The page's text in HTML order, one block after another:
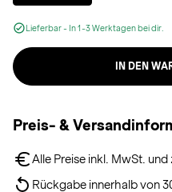
Lieferbar - In 1-3 Werktagen bei dir.
IN DEN
Preis- &
Alle Preise inkl. MwSt. und
Rückgabe innerhalb von